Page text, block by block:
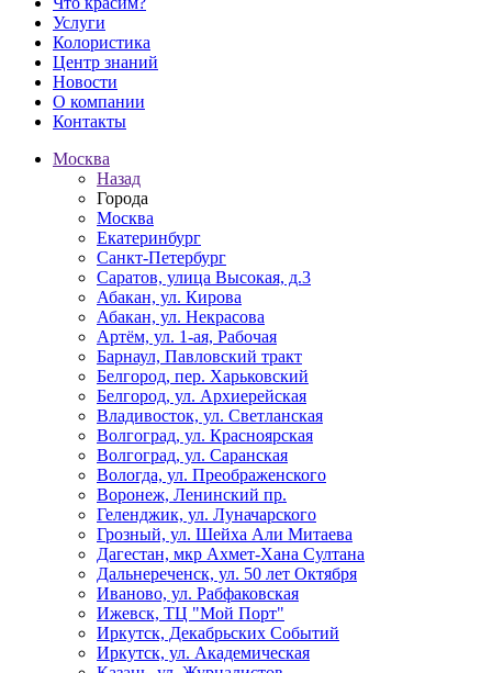
Услуги
Колористика
Центр знаний
Новости
О компании
Контакты
Москва
Назад
Города
Москва
Екатеринбург
Санкт-Петербург
Саратов, улица Высокая, д.3
Абакан, ул. Кирова
Абакан, ул. Некрасова
Артём, ул. 1-ая, Рабочая
Барнаул, Павловский тракт
Белгород, пер. Харьковский
Белгород, ул. Архиерейская
Владивосток, ул. Светланская
Волгоград, ул. Красноярская
Волгоград, ул. Саранская
Вологда, ул. Преображенского
Воронеж, Ленинский пр.
Геленджик, ул. Луначарского
Грозный, ул. Шейха Али Митаева
Дагестан, мкр Ахмет-Хана Султана
Дальнереченск, ул. 50 лет Октября
Иваново, ул. Рабфаковская
Ижевск, ТЦ "Мой Порт"
Иркутск, Декабрьских Событий
Иркутск, ул. Академическая